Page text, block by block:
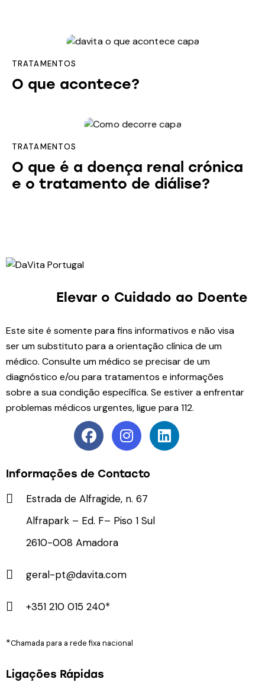
O que acontece?
TRATAMENTOS
O que é a doença renal crónica
e o tratamento de diálise?
TRATAMENTOS
Elevar o Cuidado ao Doente
Este site é somente para fins informativos e não visa
ser um substituto para a orientação clínica de um
médico. Consulte um médico se precisar de um
diagnóstico e/ou para tratamentos e informações
sobre a sua condição específica. Se estiver a enfrentar
problemas médicos urgentes, ligue para 112.
Informações de Contacto
Estrada de Alfragide, n. 67
Alfrapark – Ed. F– Piso 1 Sul
2610-008 Amadora
geral-pt@davita.com
+351 210 015 240*
*Chamada para a rede fixa nacional
Ligações Rápidas